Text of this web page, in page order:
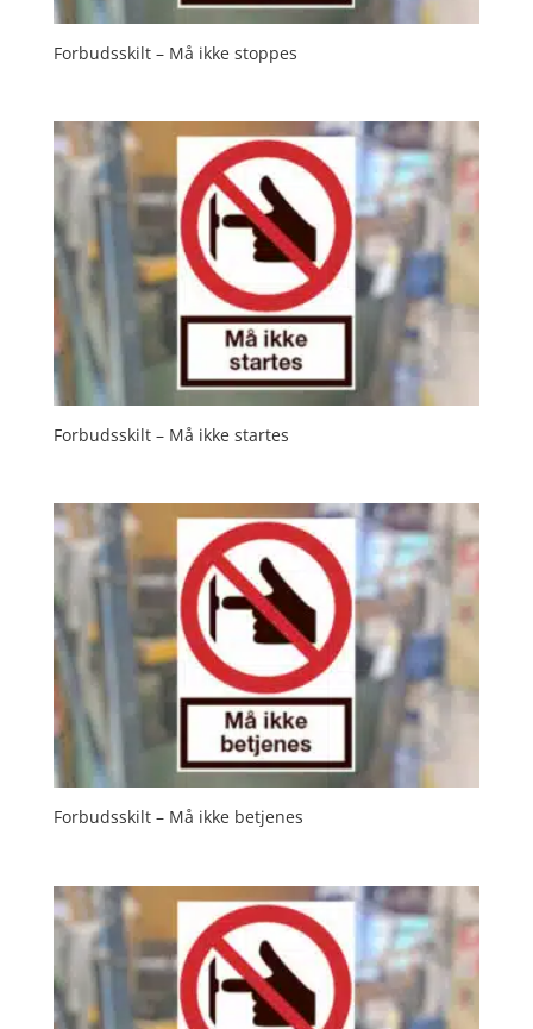
Forbudsskilt – Må ikke stoppes
Forbudsskilt – Må ikke startes
Forbudsskilt – Må ikke betjenes